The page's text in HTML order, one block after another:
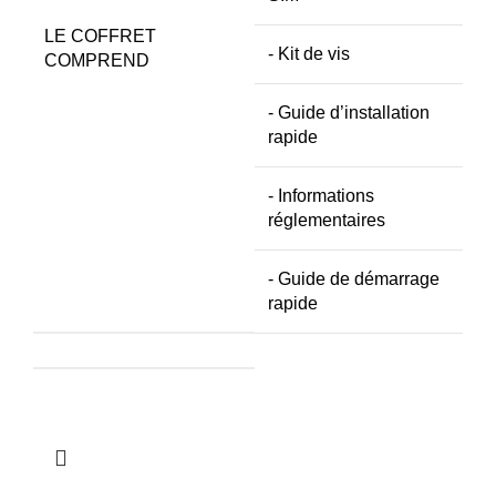
LE COFFRET
COMPREND
- Kit de vis
- Guide d’installation
rapide
- Informations
réglementaires
- Guide de démarrage
rapide